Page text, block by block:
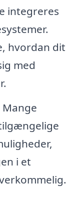
integreres
hvordan dit
med
Mange
i et